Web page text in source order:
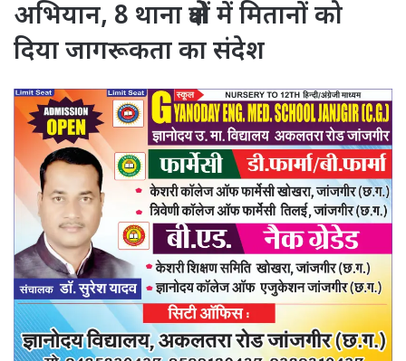
अभियान, 8 थाना क्षेत्रों में मितानों को
दिया जागरूकता का संदेश